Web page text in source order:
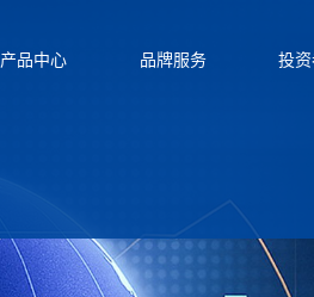
产品中心 品牌服务 投